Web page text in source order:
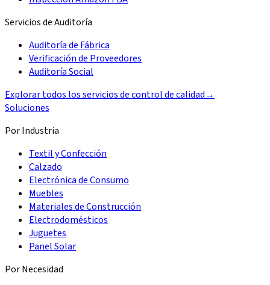
Servicios de Auditoría
Auditoría de Fábrica
Verificación de Proveedores
Auditoría Social
Explorar todos los servicios de control de calidad→
Soluciones
Por Industria
Textil y Confección
Calzado
Electrónica de Consumo
Muebles
Materiales de Construcción
Electrodomésticos
Juguetes
Panel Solar
Por Necesidad